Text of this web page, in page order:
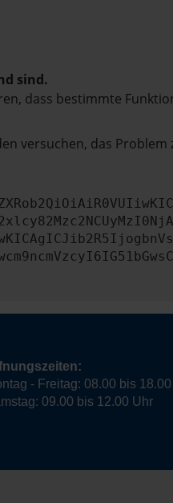
sind.
dass bestimmte
versuchen, das Problem
- Freitag: 08.00 bis
09.00 bis 12.00 Uhr